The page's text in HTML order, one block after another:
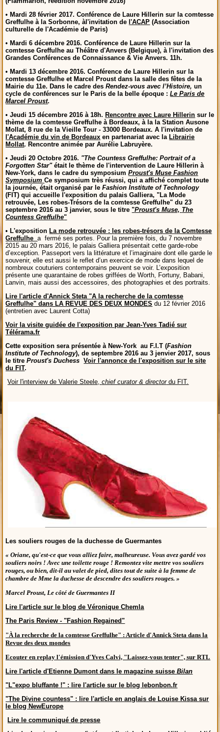
• Mardi 28 février 2017.Conférence de Laure Hillerin sur la comtesse
Greffulheà la Sorbonne, àl'invitation de l'ACAP (Association
culturelle de l'Académie de Paris)
• Mardi 6 décembre 2016. Conférence de Laure Hillerin sur la
comtesse Greffulhe au Théâtre d'Anvers (Belgique), à l'invitation des
Grandes Conférences de Connaissance & Vie Anvers. 11h.
• Mardi 13 décembre 2016. Conférence de Laure Hillerin sur la
comtesse Greffulhe et Marcel Proustdans la salle des fêtes de la
Mairie du 11e. Dans le cadre desRendez-vous avec l’Histoire,un
cycle de conférences sur le Paris de la belle époque :Le Paris de
Marcel Proust.
• Jeudi 15 décembre 2016 à 18h. Rencontre avec Laure Hillerin sur le
thème de la comtesse Greffulhe à Bordeaux, à la la Station Ausone
Mollat, 8 rue de la Vieille Tour - 33000 Bordeaux. A l'invitation de
l'Académie du vin de Bordeaux en partenariat avec la Librairie
Mollat. Rencontre animée par Aurélie Labruyère.
• Jeudi 20 Octobre 2016. "The Countess Greffulhe: Portrait of a
Forgotten Star"était le thème de l'intervention de Laure Hillerin à
New-York, dans le cadre du symposiumProust's Muse Fashion
SymposiumCe symposium très réussi, qui a affiché complet toute
la journée, était organisé par leFashion Institute of Technology
(FIT) qui accueille l'exposition du palais Galliera, "La Mode
retrouvée, Les robes-Trésors de la comtesse Greffulhe" du 23
septembre 2016 au 3 janvier, sous le titre"Proust's Muse, The
Countess Greffulhe"
• L'exposition La mode retrouvée : les robes-trésors de la Comtesse
Greffulhea fermé ses portes. Pour la première fois, du 7 novembre
2015 au 20 mars 2016, le palais Galliera présentait cette garde-robe
d’exception. Passeport vers la littérature et l’imaginaire dont elle garde le
souvenir, elle est aussi le reflet d’un exercice de mode dans lequel de
nombreux couturiers contemporains peuvent se voir. L’exposition
présente une quarantaine de robes griffées de Worth, Fortuny, Babani,
Lanvin, mais aussi des accessoires, des photographies et des portraits.
Lire l'article d'Annick Steta "A la recherche de la comtesse
Greffulhe" dans LA REVUE DES DEUX MONDES du 12 février 2016
(entretien avec Laurent Cotta)
Voir la visite guidée de l'exposition par Jean-Yves Tadié sur
Télérama.fr
Cette exposition sera présentée à New-York au F.I.T (Fashion
Institute of Technology), deseptembre 2016 au 3 jenvier 2017, sous
le titreProust's Duchess Voir l'annonce de l'exposition sur le site
du FIT.
Voir l'interview de Valerie Steele,chief curator & directordu FIT.
Les souliers rouges de la duchesse de Guermantes
« Oriane, qu'est-ce que vous alliez faire, malheureuse. Vous avez gardé vos
souliers noirs ! Avec une toilette rouge ! Remontez vite mettre vos souliers
rouges, ou bien, dit-il au valet de pied, dites tout de suite à la femme de
chambre de Mme la duchesse de descendre des souliers rouges. »
Marcel Proust, Le côté de Guermantes II
Lire l'article sur le blog de Véronique Chemla
The Paris Review - "Fashion Regained"
"À la recherche de la comtesse Greffulhe" : Article d'Annick Steta dans la
Revue des deux mondes
Ecouter en replay l'émission d'Yves Calvi, "Laissez-vous tenter", sur RTL
Lire l'article d'Etienne Dumont dans le magazine suisseBilan
"L"expo bluffante !" : lire l'article sur le blog lebonbon.fr
"The Divine countess" : lire l'article en anglais de Louise Kissa sur
le blog NewEurope
Lire le communiqué de presse